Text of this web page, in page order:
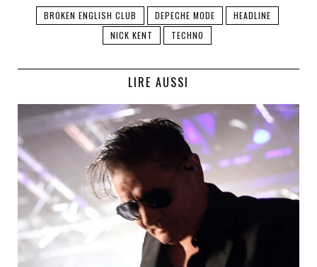
BROKEN ENGLISH CLUB DEPECHE MODE
HEADLINE
NICK KENT
TECHNO
LIRE AUSSI